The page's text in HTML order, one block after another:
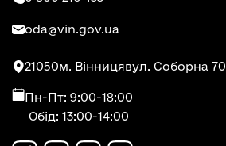
oda@vin.gov.ua
21050м. Вінницявул. Соборна 70
Пн-Пт: 9:00-18:00
Обід: 13:00-14:00